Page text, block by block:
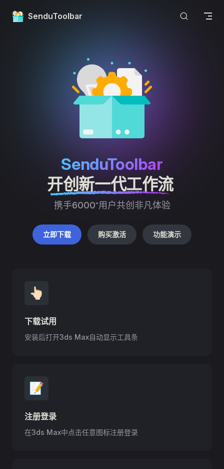
Skip to content
SenduToolbar
SenduToolbar
开创新一代工作流​
携手6000⁺用户共创非凡体验
立即下载 购买激活 功能演示
👆🏻
下载试用
安装后打开3ds Max自动显示工具条
📝
注册登录
在3ds Max中点击任意图标注册登录